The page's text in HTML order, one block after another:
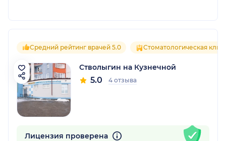
Средний рейтинг врачей 5.0 Стоматологическая
Стволыгин на Кузнечной
5.0 4 отзыва
Лицензия проверена